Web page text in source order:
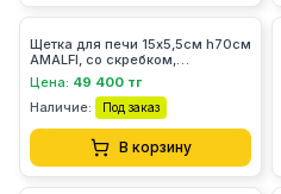
Щетка для печи 15х5,5см h70см
AMALFI, со скребком,
натуральная щетина 258LC
Цена: 49 400 тг
Наличие:
Под заказ
В корзину